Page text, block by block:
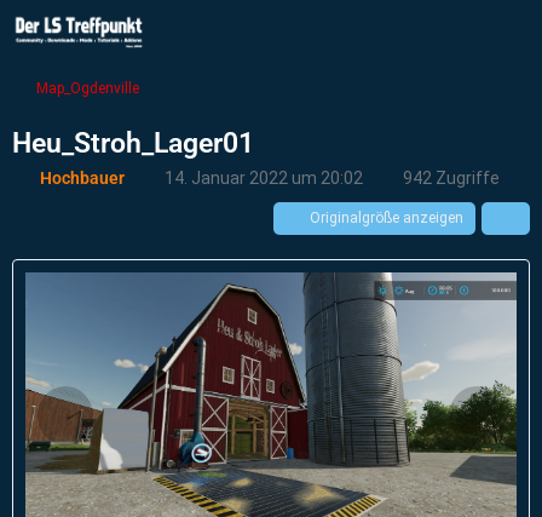
Map_Ogdenville
Heu_Stroh_Lager01
Hochbauer 14. Januar 2022 um 20:02 942 Zugriffe
Originalgröße anzeigen